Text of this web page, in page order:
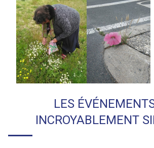
LES
INCROYABLEMENT